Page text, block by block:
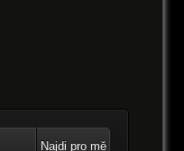
Najdi pro mě